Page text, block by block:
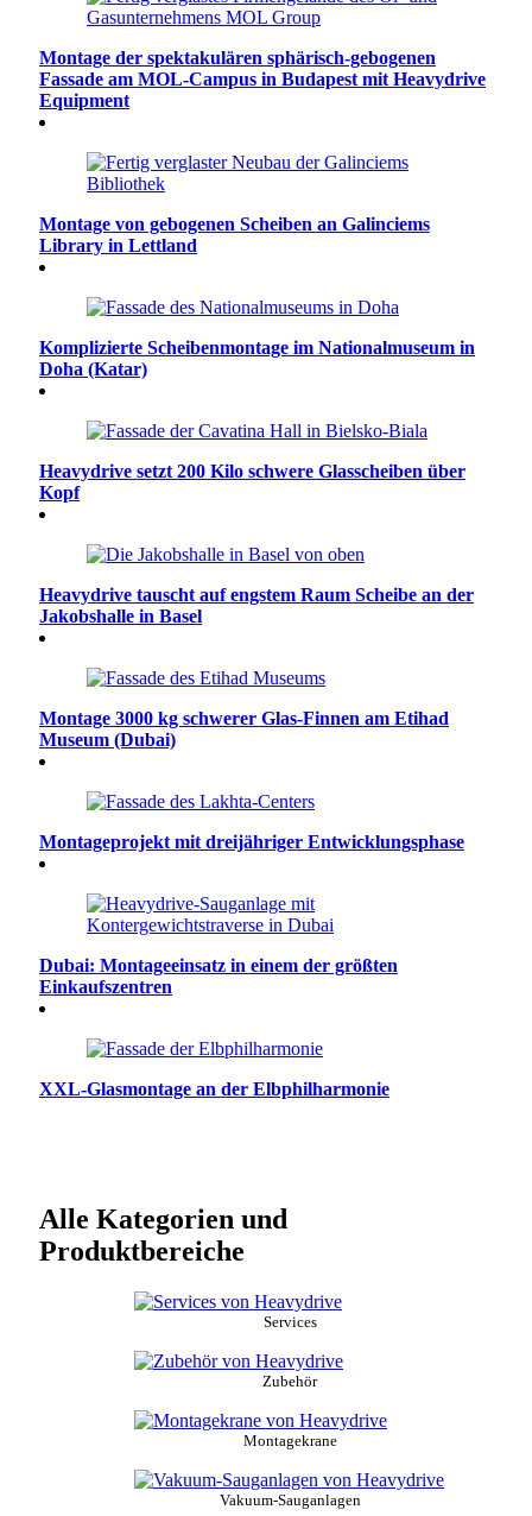
Montage der spektakulären sphärisch-gebogenen
Fassade am MOL-Campus in Budapest mit Heavydrive
Equipment
Montage von gebogenen Scheiben an Galinciems
Library in Lettland
Komplizierte Scheibenmontage im Nationalmuseum in
Doha (Katar)
Heavydrive setzt 200 Kilo schwere Glasscheiben über
Kopf
Heavydrive tauscht auf engstem Raum Scheibe an der
Jakobshalle in Basel
Montage 3000 kg schwerer Glas-Finnen am Etihad
Museum (Dubai)
Montageprojekt mit dreijähriger Entwicklungsphase
Dubai: Montageeinsatz in einem der größten
Einkaufszentren
XXL-Glasmontage an der Elbphilharmonie
Alle Kategorien und
Produktbereiche
Services
Zubehör
Montagekrane
Vakuum-Sauganlagen